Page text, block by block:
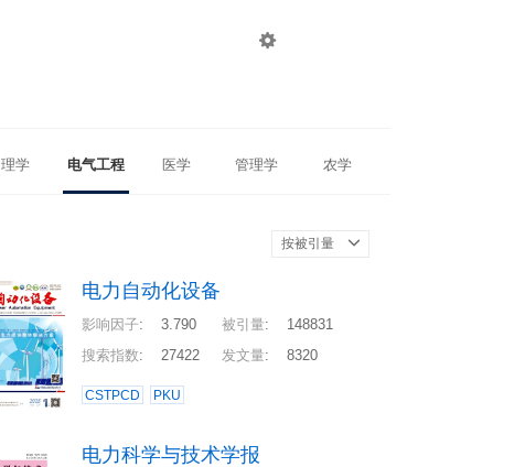

理学 电气工程 医学 管理学 农学
按被引量
电力自动化设备
影响因子: 3.790 被引量:
148831
搜索指数: 27422 发文量: 8320
CSTPCD PKU
电力科学与技术学报